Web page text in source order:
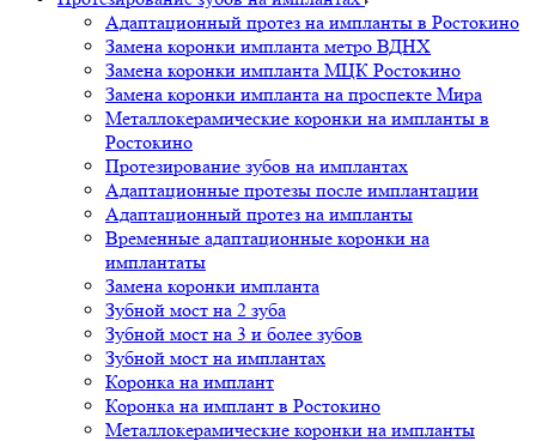
Адаптационный протез на импланты в Ростокино
Замена коронки импланта метро ВДНХ
Замена коронки импланта МЦК Ростокино
Замена коронки импланта на проспекте Мира
Металлокерамические коронки на импланты в
Ростокино
Протезирование зубов на имплантах
Адаптационные протезы после имплантации
Адаптационный протез на импланты
Временные адаптационные коронки на
имплантаты
Замена коронки импланта
Зубной мост на 2 зуба
Зубной мост на 3 и более зубов
Зубной мост на имплантах
Коронка на имплант
Коронка на имплант в Ростокино
Металлокерамические коронки на импланты